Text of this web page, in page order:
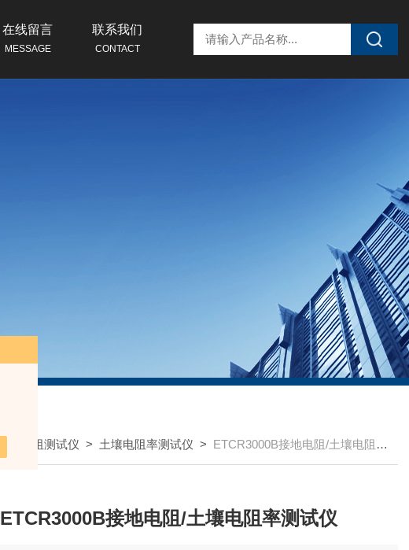
在线留言
MESSAGE
联系我们
CONTACT
接地电阻测试仪 > 土壤电阻率测试仪 > ETCR3000B接地电阻/土壤电阻率测试仪
ETCR3000B接地电阻/土壤电阻率测试仪